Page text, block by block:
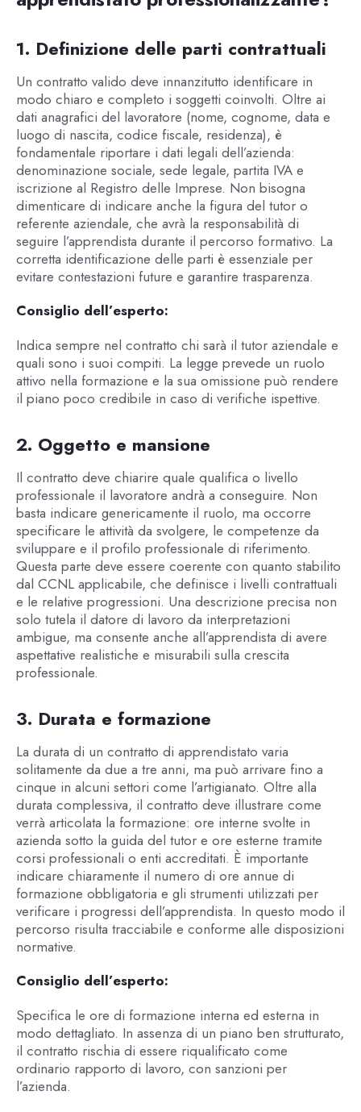
1. Definizione delle parti contrattuali
Un contratto valido deve innanzitutto identificare in
modo chiaro e completo i soggetti coinvolti. Oltre ai
dati anagrafici del lavoratore (nome, cognome, data e
luogo di nascita, codice fiscale, residenza), è
fondamentale riportare i dati legali dell’azienda:
denominazione sociale, sede legale, partita IVA e
iscrizione al Registro delle Imprese. Non bisogna
dimenticare di indicare anche la figura del tutor o
referente aziendale, che avrà la responsabilità di
seguire l’apprendista durante il percorso formativo. La
corretta identificazione delle parti è essenziale per
evitare contestazioni future e garantire trasparenza.
Consiglio dell’esperto:
Indica sempre nel contratto chi sarà il tutor aziendale e
quali sono i suoi compiti. La legge prevede un ruolo
attivo nella formazione e la sua omissione può rendere
il piano poco credibile in caso di verifiche ispettive.
2. Oggetto e mansione
Il contratto deve chiarire quale qualifica o livello
professionale il lavoratore andrà a conseguire. Non
basta indicare genericamente il ruolo, ma occorre
specificare le attività da svolgere, le competenze da
sviluppare e il profilo professionale di riferimento.
Questa parte deve essere coerente con quanto stabilito
dal CCNL applicabile, che definisce i livelli contrattuali
e le relative progressioni. Una descrizione precisa non
solo tutela il datore di lavoro da interpretazioni
ambigue, ma consente anche all’apprendista di avere
aspettative realistiche e misurabili sulla crescita
professionale.
3. Durata e formazione
La durata di un contratto di apprendistato varia
solitamente da due a tre anni, ma può arrivare fino a
cinque in alcuni settori come l’artigianato. Oltre alla
durata complessiva, il contratto deve illustrare come
verrà articolata la formazione: ore interne svolte in
azienda sotto la guida del tutor e ore esterne tramite
corsi professionali o enti accreditati. È importante
indicare chiaramente il numero di ore annue di
formazione obbligatoria e gli strumenti utilizzati per
verificare i progressi dell’apprendista. In questo modo il
percorso risulta tracciabile e conforme alle disposizioni
normative.
Consiglio dell’esperto:
Specifica le ore di formazione interna ed esterna in
modo dettagliato. In assenza di un piano ben strutturato,
il contratto rischia di essere riqualificato come
ordinario rapporto di lavoro, con sanzioni per
l’azienda.